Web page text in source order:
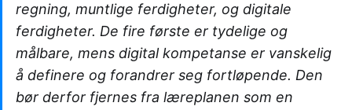
regning, muntlige ferdigheter, og digitale
ferdigheter. De fire første er tydelige og
målbare, mens digital kompetanse er vanskelig
å definere og forandrer seg fortløpende. Den
bør derfor fjernes fra læreplanen som en